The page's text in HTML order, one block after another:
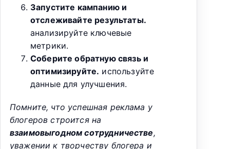
Запустите кампанию и
отслеживайте результаты.
анализируйте ключевые
метрики.
Соберите обратную связь и
оптимизируйте. используйте
данные для улучшения.
Помните, что успешная реклама у
блогеров строится на
взаимовыгодном сотрудничестве,
уважении к творчеству блогера и